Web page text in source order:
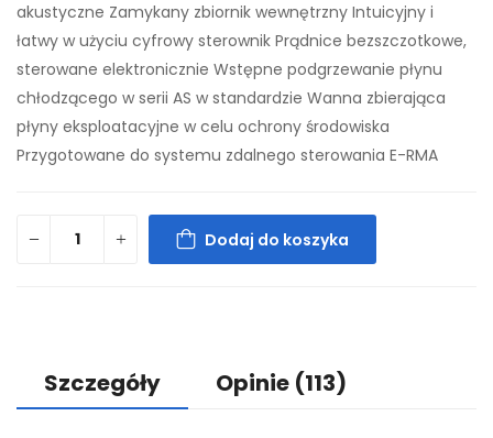
akustyczne Zamykany zbiornik wewnętrzny Intuicyjny i
łatwy w użyciu cyfrowy sterownik Prądnice bezszczotkowe,
sterowane elektronicznie Wstępne podgrzewanie płynu
chłodzącego w serii AS w standardzie Wanna zbierająca
płyny eksploatacyjne w celu ochrony środowiska
Przygotowane do systemu zdalnego sterowania E-RMA
Dodaj do koszyka
Szczegóły Opinie (113)